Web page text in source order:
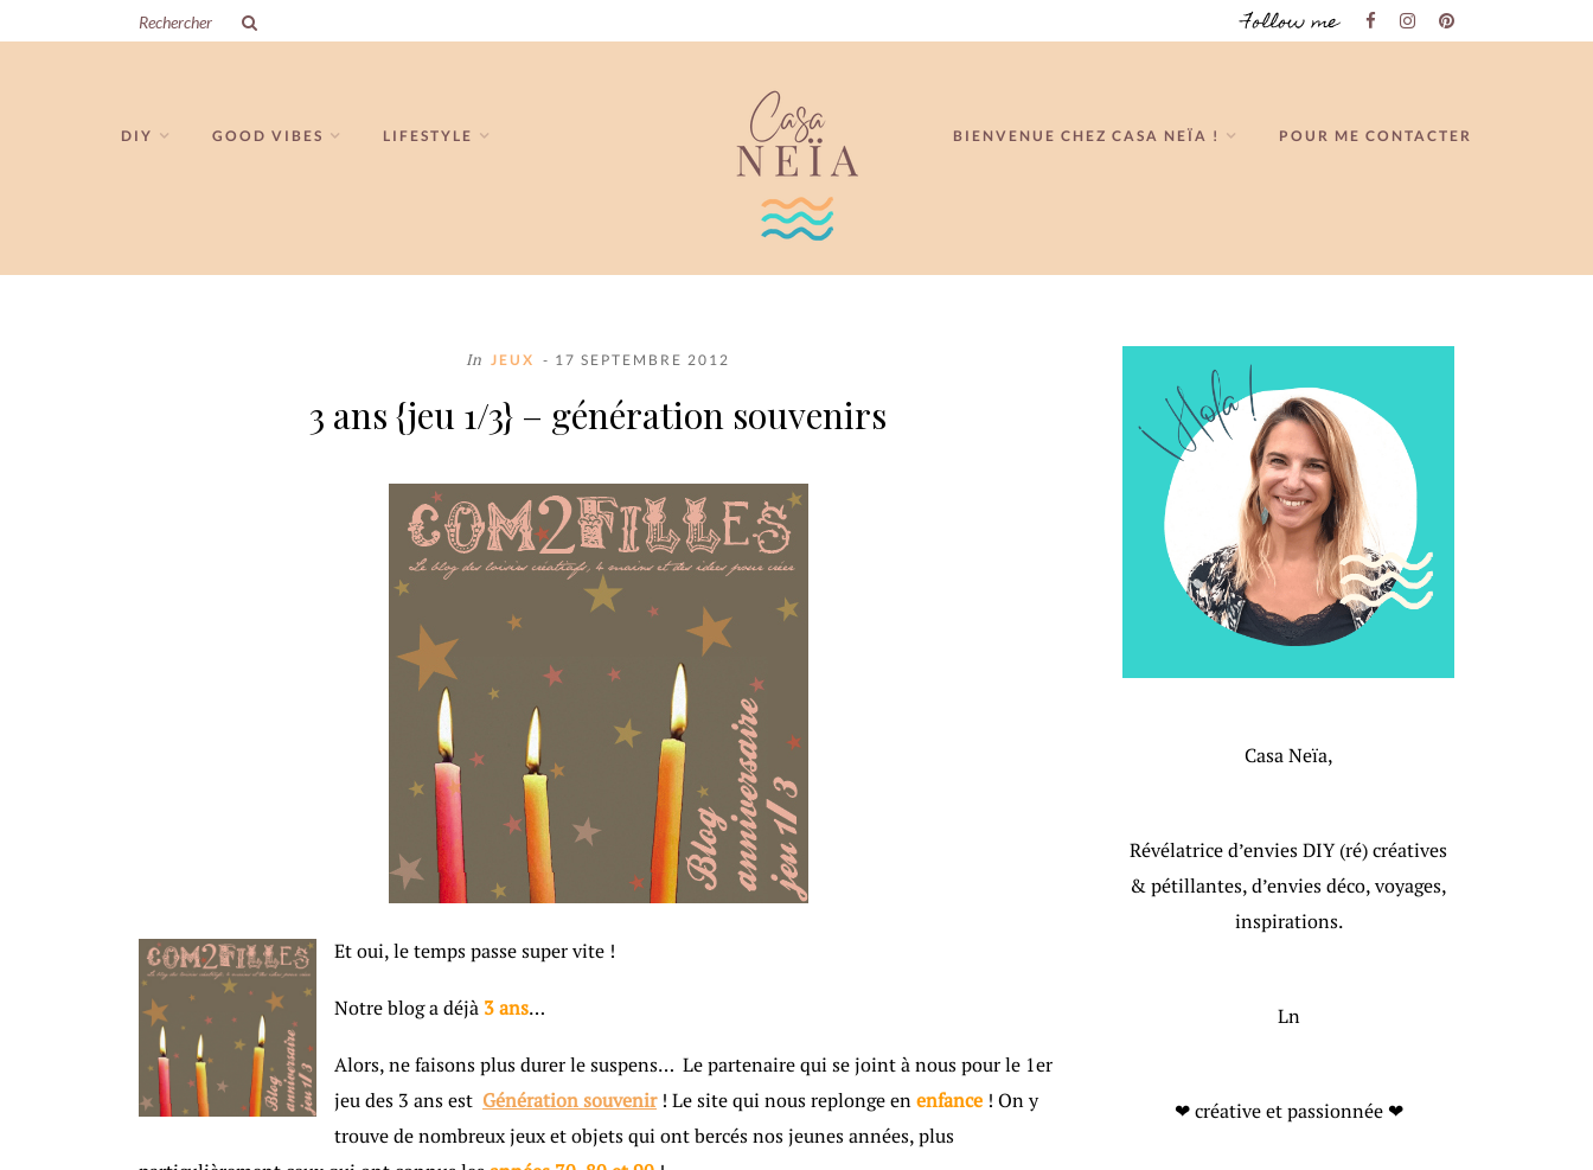
Follow me
DIY GOOD VIBES LIFESTYLE BIENVENUE CHEZ CASA NEÏA ! POUR ME CONTACTER
In JEUX - 17 SEPTEMBRE 2012
3 ans {jeu 1/3} – génération souvenirs
Et oui, le temps passe super vite !
Notre blog a déjà 3 ans…
Alors, ne faisons plus durer le suspens… Le partenaire qui se joint à nous pour le 1er
jeu des 3 ans est Génération souvenir! Le site qui nous replonge enenfance ! On y
trouve de nombreux jeux et objets qui ont bercés nos jeunes années, plus
Casa Neïa,
Révélatrice d’envies DIY (ré) créatives
& pétillantes, d’envies déco, voyages,
inspirations.
Ln
❤ créative et passionnée ❤